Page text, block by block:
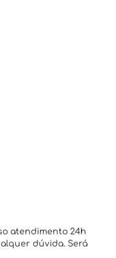
atendimento 24h
dúvida. Será